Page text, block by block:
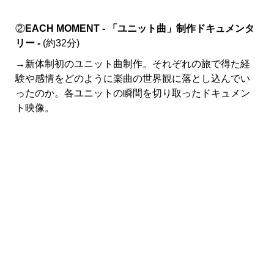
②EACH MOMENT - 「ユニット曲」制作ドキュメンタ
リー - (約32分)
→新体制初のユニット曲制作。それぞれの旅で得た経
験や感情をどのように楽曲の世界観に落とし込んでい
ったのか。各ユニットの瞬間を切り取ったドキュメン
ト映像。